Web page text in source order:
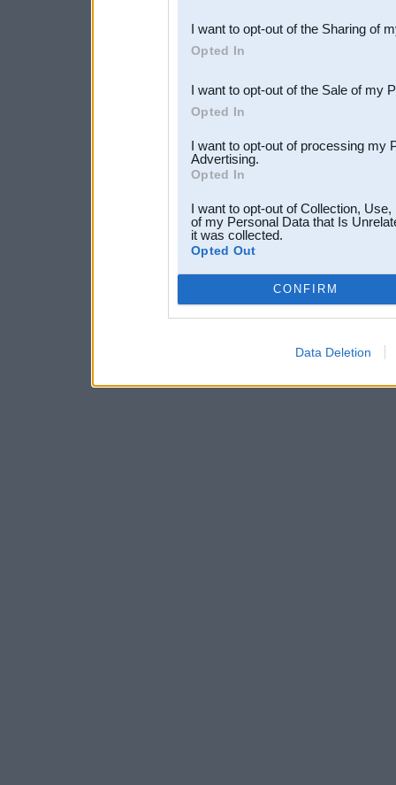
Downstream Participants
third parties.
I want to opt-out of the Sharing of
Opted In
I want to opt-out of the Sale of my
Opted In
I want to opt-out of processing my
Advertising.
Opted In
I want to opt-out of Collection,
of my Personal Data that Is
it was collected.
Opted Out
CONFIRM
Data Deletion